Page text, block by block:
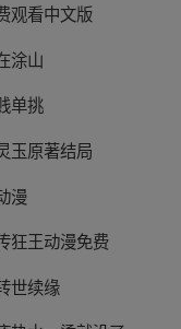
观看中文版
涂山
单挑
玉原著结局
漫
狂王动漫免费
世续缘